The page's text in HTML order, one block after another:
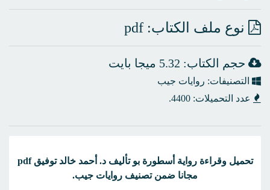
نوع ملف الكتاب: pdf
حجم الكتاب: 5.32 ميجا بايت
التصنيفات: روايات جيب
عدد التحميلات: 4400.
تحميل وقراءة رواية أسطورة بو تأليف د. أحمد خالد توفيق pdf
مجانا ضمن تصنيف روايات جيب.